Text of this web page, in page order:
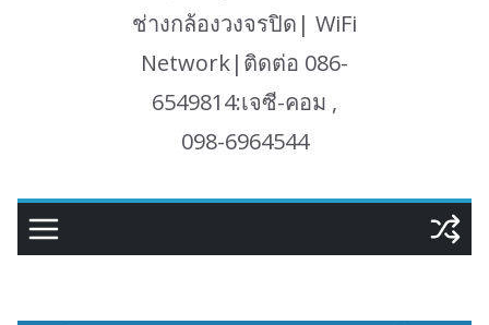
ช่างกล้องวงจรปิด| WiFi
Network|ติดต่อ 086-
6549814:เจซี-คอม ,
098-6964544